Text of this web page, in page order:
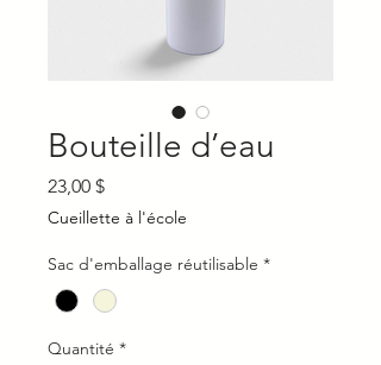
Bouteille d’eau
23,00 $Prix
Cueillette à l'école
Sac d'emballage réutilisable *
Quantité *